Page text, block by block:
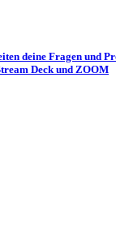
deine Fragen und
Deck und ZOOM